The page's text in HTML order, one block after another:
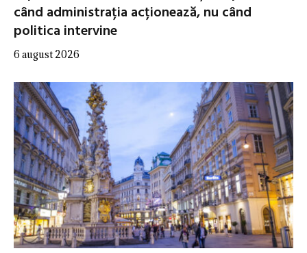
când administrația acționează, nu când
politica intervine
6 august 2026